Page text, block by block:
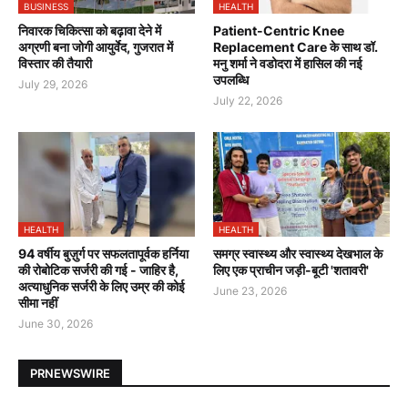
BUSINESS
निवारक चिकित्सा को बढ़ावा देने में
अग्रणी बना जोगी आयुर्वेद, गुजरात में
विस्तार की तैयारी
July 29, 2026
HEALTH
Patient-Centric Knee
Replacement Care के साथ डॉ.
मनु शर्मा ने वडोदरा में हासिल की नई
उपलब्धि
July 22, 2026
HEALTH
94 वर्षीय बुज़ुर्ग पर सफलतापूर्वक हर्निया
की रोबोटिक सर्जरी की गई - जाहिर है,
अत्याधुनिक सर्जरी के लिए उम्र की कोई
सीमा नहीं
June 30, 2026
HEALTH
समग्र स्वास्थ्य और स्वास्थ्य देखभाल के
लिए एक प्राचीन जड़ी-बूटी 'शतावरी'
June 23, 2026
PRNEWSWIRE